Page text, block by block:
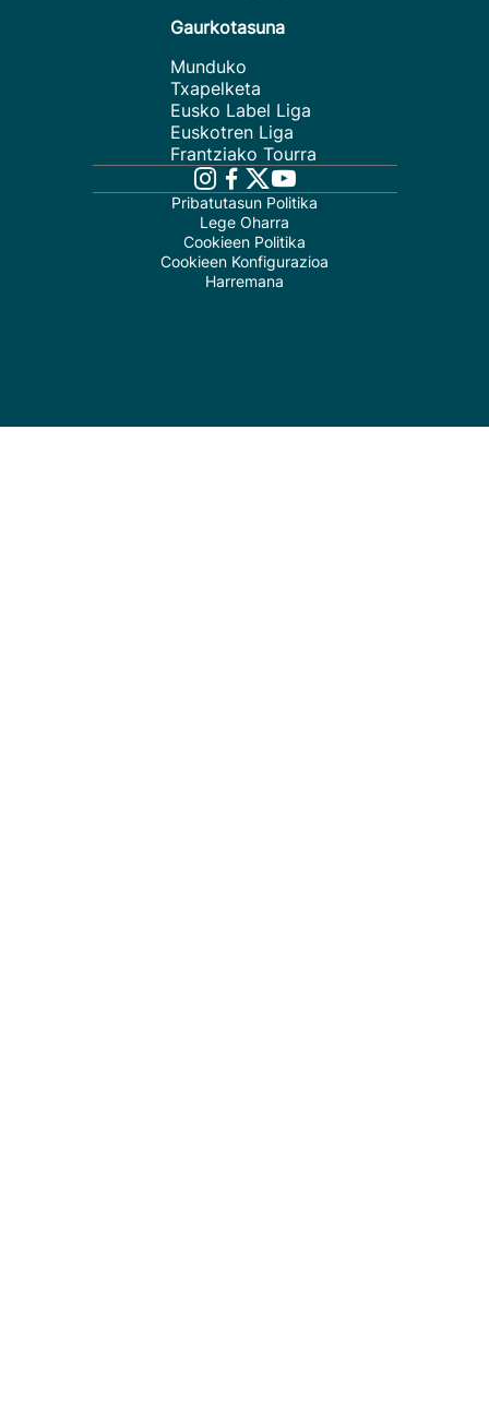
Gaurkotasuna
Munduko
Txapelketa
Eusko Label Liga
Euskotren Liga
Frantziako Tourra
Pribatutasun Politika
Lege Oharra
Cookieen Politika
Cookieen Konfigurazioa
Harremana